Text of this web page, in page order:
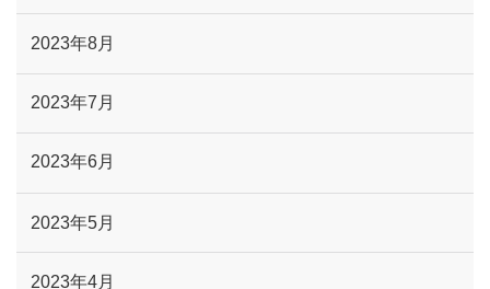
2023年8月
2023年7月
2023年6月
2023年5月
2023年4月